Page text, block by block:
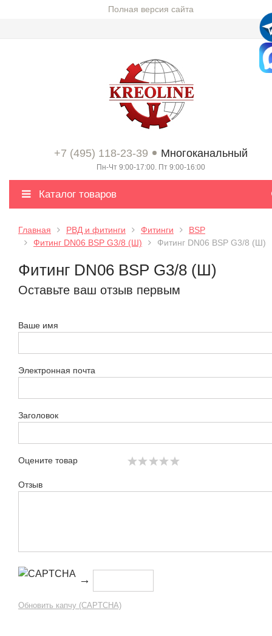
Полная версия сайта
+7 (495) 118-23-39 Многоканальный
Пн-Чт 9:00-17:00. Пт 9:00-16:00
Каталог товаров
Главная РВД и фитинги Фитинги
BSP
Фитинг DN06 BSP G3/8 (Ш)
Фитинг DN06 BSP G3/8 (Ш)
Фитинг DN06 BSP G3/8 (Ш)
Оставьте ваш отзыв первым
Ваше имя
Электронная почта
Заголовок
Оцените товар
Отзыв
→
Обновить капчу (CAPTCHA)